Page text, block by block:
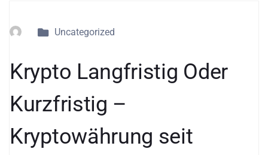
Uncategorized
Krypto Langfristig Oder
Kurzfristig –
Kryptowährung seit